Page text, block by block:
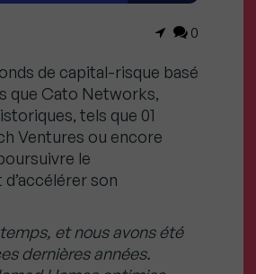
0
de capital-risque basé
que Cato Networks,
tels que 01
Ventures ou encore
le
son
et nous avons été
dernières années.